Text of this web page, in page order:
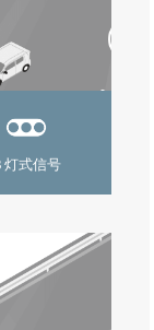
灯式信号